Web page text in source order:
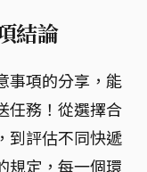
結論
事項的分享，能
任務！從選擇合
到評估不同快遞
規定，每一個環